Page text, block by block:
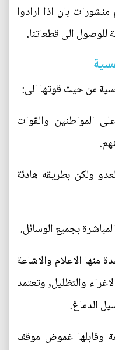
بان اذا ارادوا
للوصول الى قطعاتنا.
من حيث قوتها الى:
المواطنين والقوات
ولكن بطريقه هادئة
منها الاعلام والاشاعة
والتظليل, وتعتمد
الدماغ.
وقابلها غموض موقف